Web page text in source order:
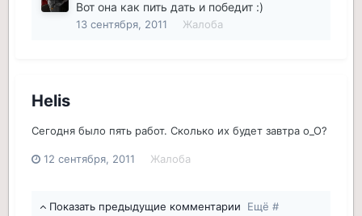
Вот она как пить дать и победит :)
13 сентября, 2011 Жалоба
Helis
Сегодня было пять работ. Сколько их будет завтра о_О?
12 сентября, 2011 Жалоба
Показать предыдущие комментарии Ещё #